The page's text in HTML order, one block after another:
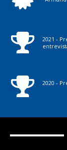
2021 -
2020 -